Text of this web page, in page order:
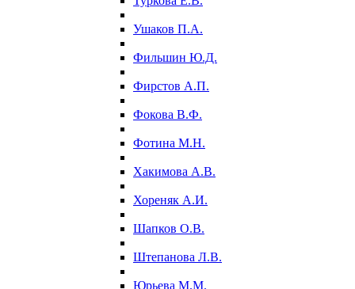
Ушаков П.А.
Фильшин Ю.Д.
Фирстов А.П.
Фокова В.Ф.
Фотина М.Н.
Хакимова А.В.
Хореняк А.И.
Шапков О.В.
Штепанова Л.В.
Юрьева М.М.